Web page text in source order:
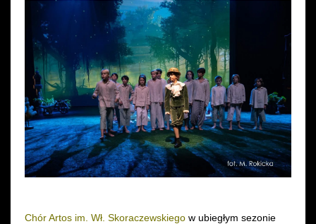
Wynajem kostiumów
Wynajem rekwizytów
Fundusze unijne
Dotacje celowe
Chór Artos im. Wł. Skoraczewskiego w ubiegłym sezonie